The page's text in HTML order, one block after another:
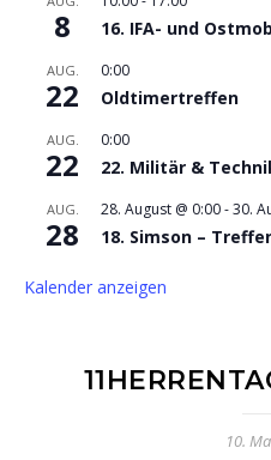
8 16. IFA- und
AUG.
22
0:00
Oldtimertreffen
AUG.
22
0:00
22. Militär &
AUG.
28
28. August @ 0:00-30.
18. Simson –
Kalender anzeigen
10.